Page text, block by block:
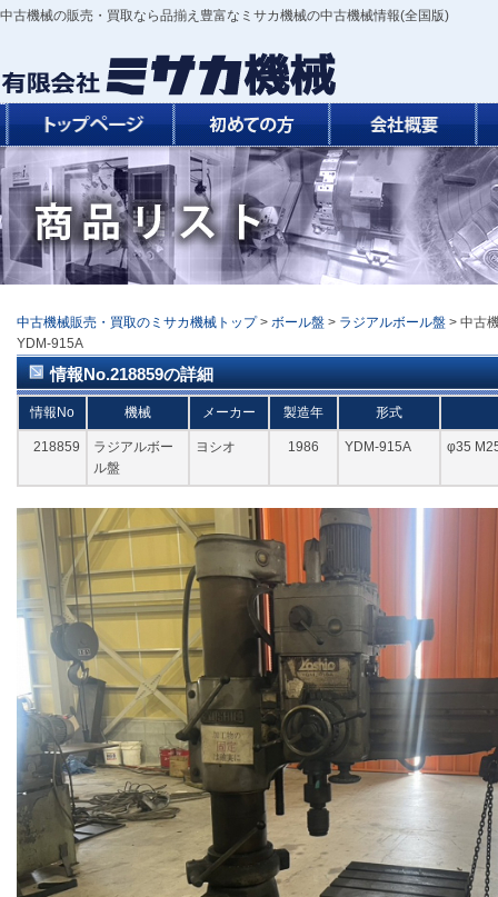
中古機械の販売・買取なら品揃え豊富なミサカ機械の中古機械情報(全国版)
中古機械販売・買取のミサカ機械トップ > ボール盤 > ラジアルボール盤 > 中古
YDM-915A
情報No.218859の詳細
情報No 機械 メーカー 製造年 形式
218859
ラジアルボー
ル盤
ヨシオ 1986 YDM-915A φ35